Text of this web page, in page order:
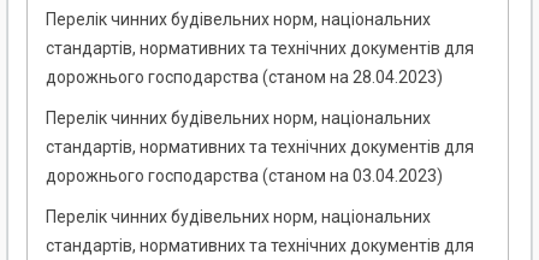
Перелік чинних будівельних норм, національних
стандартів, нормативних та технічних документів для
дорожнього господарства (станом на 28.04.2023)
Перелік чинних будівельних норм, національних
стандартів, нормативних та технічних документів для
дорожнього господарства (станом на 03.04.2023)
Перелік чинних будівельних норм, національних
стандартів, нормативних та технічних документів для